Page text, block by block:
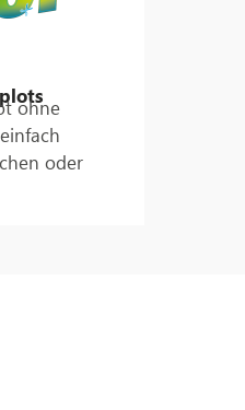
ohne
oder